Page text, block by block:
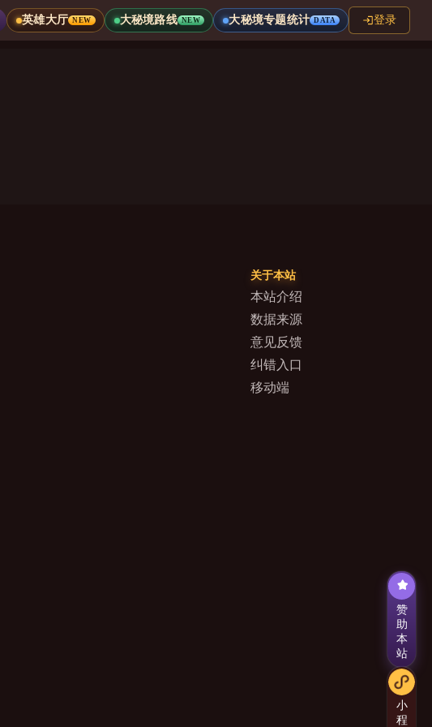
英雄大厅 NEW 大秘境路线 NEW 大秘境专题统计 DATA 登录
关于本站
本站介绍
数据来源
意见反馈
纠错入口
移动端
赞
助
本
站
小
程